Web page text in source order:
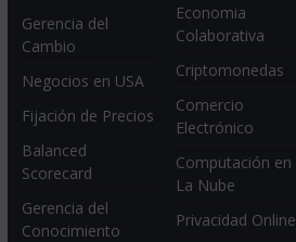
Gerencia del
Cambio
Negocios en USA
Fijación de Precios
Balanced
Scorecard
Gerencia del
Conocimiento
Economia
Colaborativa
Criptomonedas
Comercio
Electrónico
Computación en
La Nube
Privacidad Online